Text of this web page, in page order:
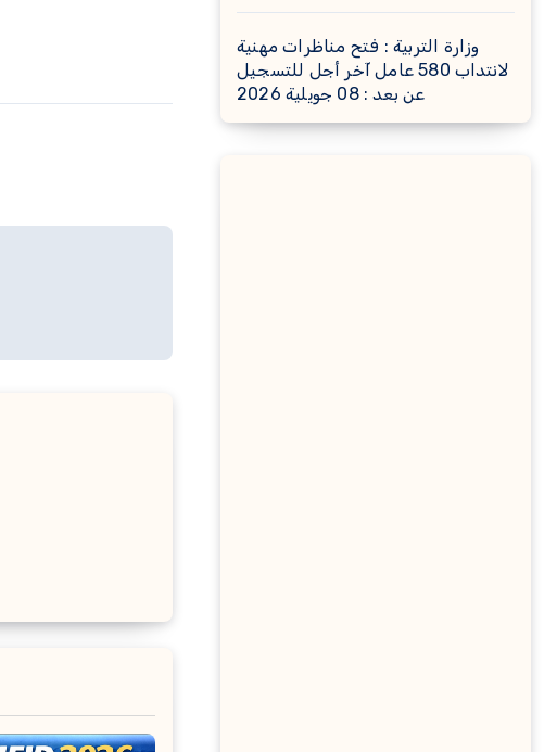
وزارة التربية : فتح مناظرات مهنية
لانتداب 580 عامل آخر أجل للتسجيل
عن بعد : 08 جويلية 2026